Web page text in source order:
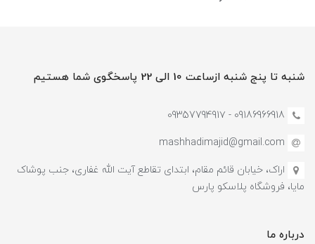
شنبه تا پنج شنبه ازساعت 10 الی 22 پاسخگوی شما هستیم
09186966918 - 0935779491۷
mashhadimajid@gmail.com
اراک، خیابان قائم مقام، ابتدای تقاطع آیت الله غفاری، جنب پوشاک
مایا، فروشگاه پلاسکو پارس
درباره ما